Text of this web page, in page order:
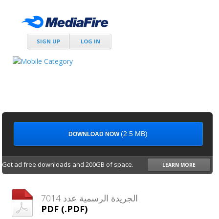
SIGN UP LOG IN
Get ad free downloads and 200GB of space. LEARN MORE
الجريدة الرسمية عدد 7014
PDF (.PDF)
DOWNLOAD NOW(2.5 MB)